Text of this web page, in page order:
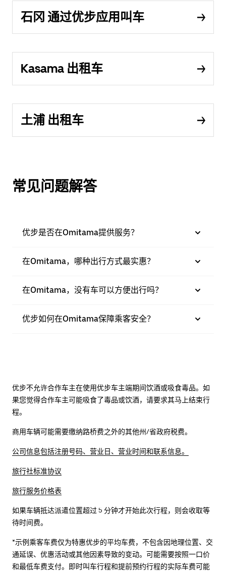
石冈 通过优步应用叫车
Kasama 出租车
土浦 出租车
常见问题解答
优步是否在Omitama提供服务？
在Omitama，哪种出行方式最实惠？
在Omitama，没有车可以方便出行吗？
优步如何在Omitama保障乘客安全？
优步不允许合作车主在使用优步车主端期间饮酒或吸食毒品。如
果您觉得合作车主可能吸食了毒品或饮酒，请要求其马上结束行
程。
商用车辆可能需要缴纳路桥费之外的其他州/省政府税费。
公司信息包括注册号码、营业日、营业时间和联系信息。
旅行社标准协议
旅行服务价格表
如果车辆抵达派遣位置超过 5 分钟才开始此次行程，则会收取等
待时间费。
*示例乘客车费仅为特惠优步的平均车费，不包含因地理位置、交
通延误、优惠活动或其他因素导致的变动。可能需要按照一口价
和最低车费支付。即时叫车行程和提前预约行程的实际车费可能